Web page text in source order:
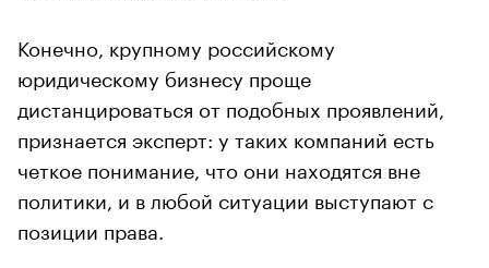
Конечно, крупному российскому
юридическому бизнесу проще
дистанцироваться от подобных проявлений,
признается эксперт: у таких компаний есть
четкое понимание, что они находятся вне
политики, и в любой ситуации выступают с
позиции права.